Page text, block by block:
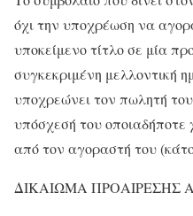
όχι την υποχρέωση να
υποκείμενο τίτλο σε μία
συγκεκριμένη μελλοντική
υποχρεώνει τον πωλητή
υπόσχεσή του οποιαδήποτε
από τον αγοραστή του
ΔΙΚΑΙΩΜΑ ΠΡΟΑΙΡΕΣΗΣ